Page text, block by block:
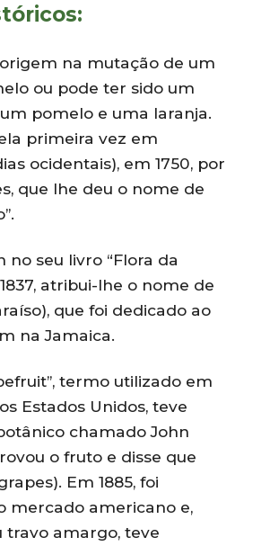
na mutação de um
ou pode ter sido um
pomelo e uma laranja.
primeira vez em
ocidentais), em 1750, por
que lhe deu o nome de
no seu livro “Flora da
atribui-lhe o nome de
que foi dedicado ao
na Jamaica.
termo utilizado em
Estados Unidos, teve
chamado John
o fruto e disse que
Em 1885, foi
mercado americano e,
travo amargo, teve